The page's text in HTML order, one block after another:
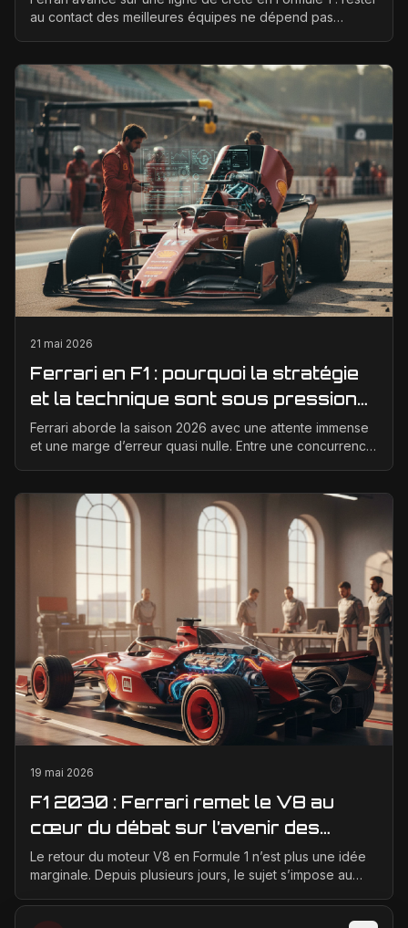
au contact des meilleures équipes ne dépend pas
21 mai 2026
Ferrari en F1 : pourquoi la stratégie
et la technique sont sous pression
en 2026
Ferrari aborde la saison 2026 avec une attente immense
et une marge d’erreur quasi nulle. Entre une concurrence
19 mai 2026
F1 2030 : Ferrari remet le V8 au
cœur du débat sur l’avenir des
moteurs
Le retour du moteur V8 en Formule 1 n’est plus une idée
marginale. Depuis plusieurs jours, le sujet s’impose au